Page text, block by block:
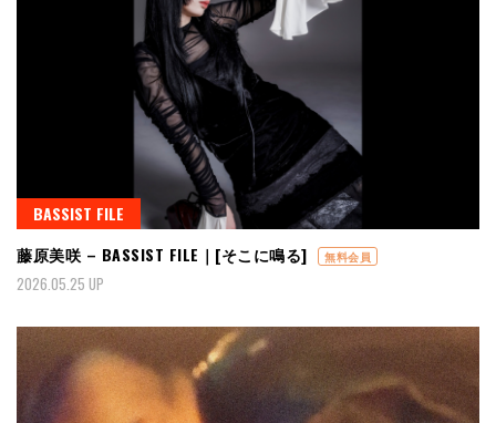
BASSIST FILE
藤原美咲 – BASSIST FILE｜[そこに鳴る]
無料会員
2026.05.25 UP